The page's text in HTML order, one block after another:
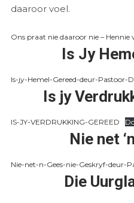
daaroor voel.
Ons praat nie daaroor nie – Hennie
Is Jy
Is-jy-Hemel-Gereed-deur-Pastoor-
Is jy
IS-JY-VERDRUKKING-GEREED
Nie net
Nie-net-n-Gees-nie-Geskryf-deur-
Die